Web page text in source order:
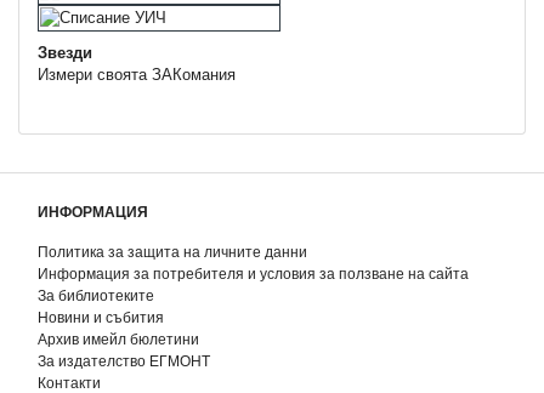
Звезди
Измери своята ЗАКoмания
ИНФОРМАЦИЯ
Политика за защита на личните данни
Информация за потребителя и условия за ползване на сайта
За библиотеките
Новини и събития
Архив имейл бюлетини
За издателство ЕГМОНТ
Контакти